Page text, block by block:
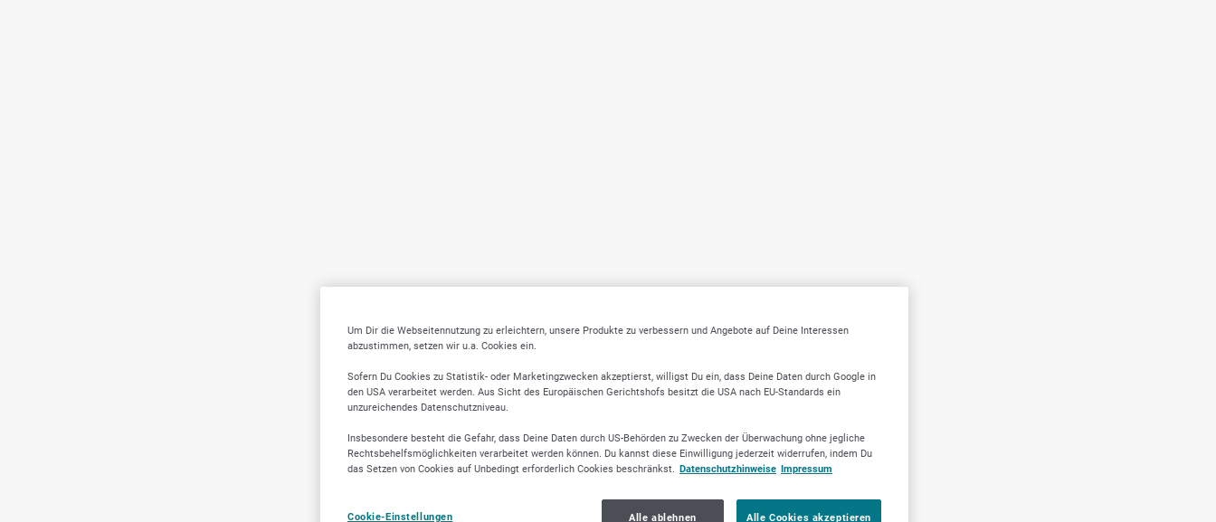
Um Dir die Webseitennutzung zu erleichtern, unsere Produkte zu verbessern und Angebote auf Deine Interessen
abzustimmen, setzen wir u.a. Cookies ein.
Sofern Du Cookies zu Statistik- oder Marketingzwecken akzeptierst, willigst Du ein, dass Deine Daten durch Google in
den USA verarbeitet werden. Aus Sicht des Europäischen Gerichtshofs besitzt die USA nach EU-Standards ein
unzureichendes Datenschutzniveau.
Insbesondere besteht die Gefahr, dass Deine Daten durch US-Behörden zu Zwecken der Überwachung ohne jegliche
Rechtsbehelfsmöglichkeiten verarbeitet werden können. Du kannst diese Einwilligung jederzeit widerrufen, indem Du
das Setzen von Cookies auf Unbedingt erforderlich Cookies beschränkst. Datenschutzhinweise Impressum
Cookie-Einstellungen Alle ablehnen Alle Cookies akzeptieren